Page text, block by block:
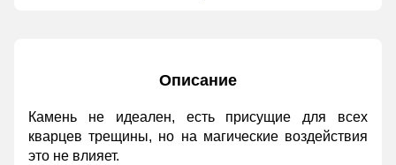
Описание
Камень не идеален, есть присущие для всех
кварцев трещины, но на магические воздействия
это не влияет.